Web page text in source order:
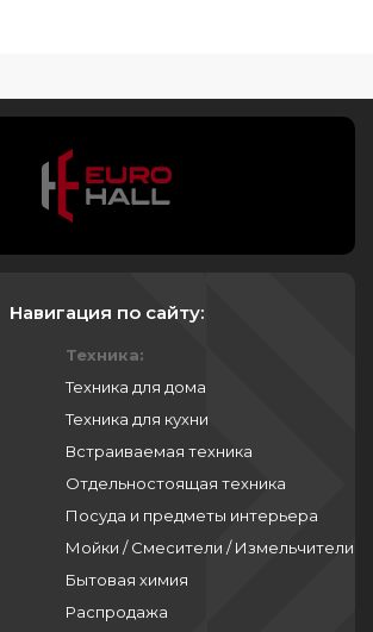
Навигация по сайту:
Техника:
Техника для дома
Техника для кухни
Встраиваемая техника
Отдельностоящая техника
Посуда и предметы интерьера
Мойки / Смесители / Измельчители
Бытовая химия
Распродажа